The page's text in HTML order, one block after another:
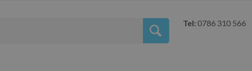
Tel:0786 310 566